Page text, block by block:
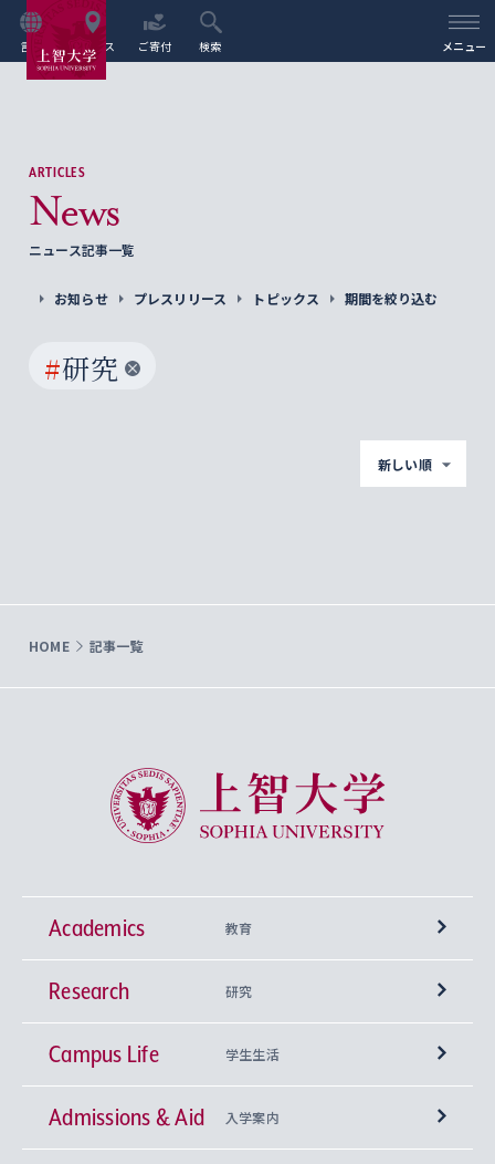
言語 アクセス ご寄付 検索 メニュー
ARTICLES
News
ニュース記事一覧
お知らせ プレスリリース トピックス 期間を絞り込む
#研究
新しい順
HOME 記事一覧
上智大学 Sophia University
Academics 教育
学部
神学部
文学部
興味から学科を探す
上智大学の全学共通教育
Research 研究
研究所 等
キリスト教文化研究所
Sophia Open Research Weeks (SORW)
Campus Life 学生生活
学期区分と授業時間割
Admissions & Aid 入学案内